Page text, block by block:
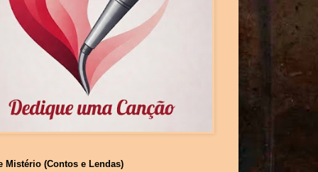
Mistério (Contos e Lendas)